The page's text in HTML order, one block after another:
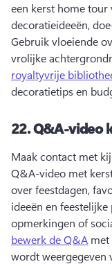
een kerst home tour
Gebruik vloeiende
vrolijke
royaltyvrije
decoratietips en
22.Q&A-video
Maak contact met
Q&A-video met
over feestdagen,
ideeën en feestelijke
opmerkingen of
bewerk de Q&A met
wordt weergegeven